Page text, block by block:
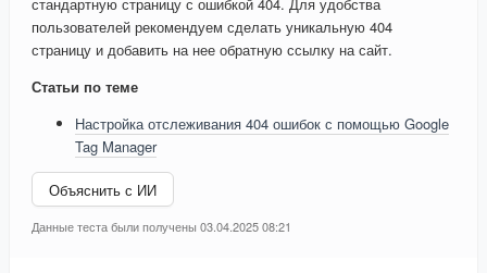
пользователей рекомендуем сделать уникальную 404
страницу и добавить на нее обратную ссылку на сайт.
Статьи по теме
Настройка отслеживания 404 ошибок с помощью Google
Tag Manager
Объяснить с ИИ
Данные теста были получены 03.04.2025 08:21